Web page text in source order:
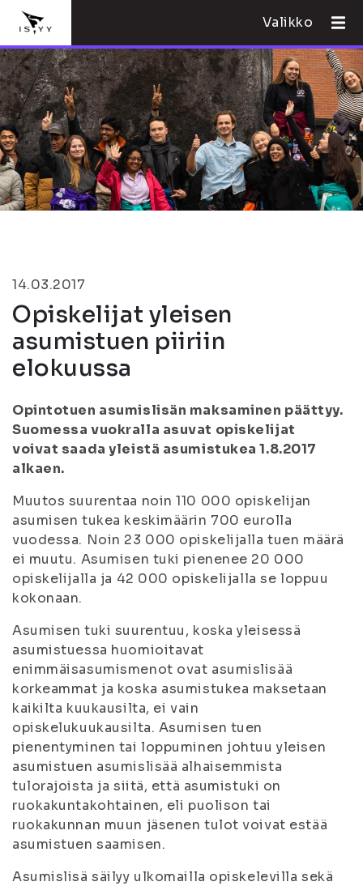
Valikko
14.03.2017
Opiskelijat yleisen
asumistuen piiriin
elokuussa
Opintotuen asumislisän maksaminen päättyy.
Suomessa vuokralla asuvat opiskelijat
voivat saada yleistä asumistukea 1.8.2017
alkaen.
Muutos suurentaa noin 110 000 opiskelijan
asumisen tukea keskimäärin 700 eurolla
vuodessa. Noin 23 000 opiskelijalla tuen määrä
ei muutu. Asumisen tuki pienenee 20 000
opiskelijalla ja 42 000 opiskelijalla se loppuu
kokonaan.
Asumisen tuki suurentuu, koska yleisessä
asumistuessa huomioitavat
enimmäisasumismenot ovat asumislisää
korkeammat ja koska asumistukea maksetaan
kaikilta kuukausilta, ei vain
opiskelukuukausilta. Asumisen tuen
pienentyminen tai loppuminen johtuu yleisen
asumistuen asumislisää alhaisemmista
tulorajoista ja siitä, että asumistuki on
ruokakuntakohtainen, eli puolison tai
ruokakunnan muun jäsenen tulot voivat estää
asumistuen saamisen.
Asumislisä säilyy ulkomailla opiskelevilla sekä